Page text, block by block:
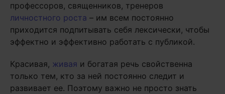
профессоров, священников, тренеров
личностного роста – им всем постоянно
приходится подпитывать себя лексически, чтобы
эффектно и эффективно работать с публикой.
Красивая, живая и богатая речь свойственна
только тем, кто за ней постоянно следит и
развивает ее. Поэтому важно не просто знать